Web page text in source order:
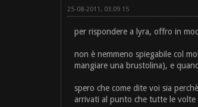
25-08-2011, 03:09 15
per rispondere a lyra, offro in
non è nemmeno spiegabile col
mangiare una brustolina), e
spero che come dite voi sia
arrivati al punto che tutte le volte